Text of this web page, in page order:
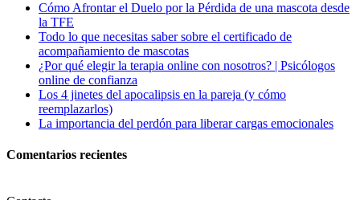
Cómo Afrontar el Duelo por la Pérdida de una mascota desde
la TFE
Todo lo que necesitas saber sobre el certificado de
acompañamiento de mascotas
¿Por qué elegir la terapia online con nosotros? | Psicólogos
online de confianza
Los 4 jinetes del apocalipsis en la pareja (y cómo
reemplazarlos)
La importancia del perdón para liberar cargas emocionales
Comentarios recientes